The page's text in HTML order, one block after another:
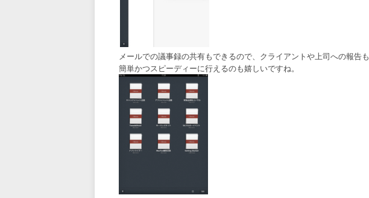
メールでの議事録の共有もできるので、クライアントや上司への報告も
簡単かつスピーディーに行えるのも嬉しいですね。